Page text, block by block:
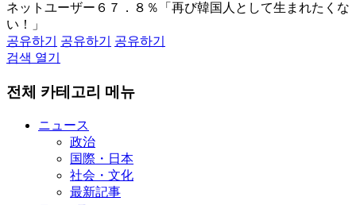
ネットユーザー６７．８％「再び韓国人として生まれたくな
い！」
공유하기
공유하기
공유하기
검색 열기
전체 카테고리 메뉴
ニュース
政治
国際・日本
社会・文化
最新記事